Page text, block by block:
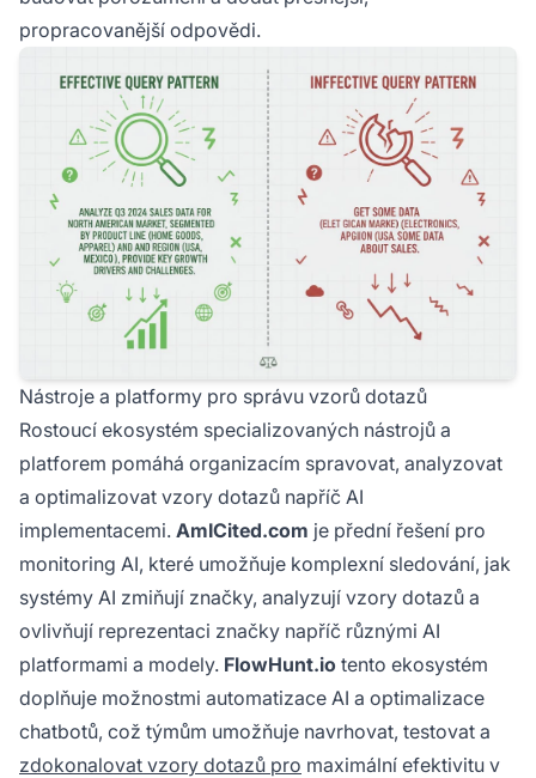
propracovanější odpovědi.
Nástroje a platformy pro správu vzorů dotazů
Rostoucí ekosystém specializovaných nástrojů a
platforem pomáhá organizacím spravovat, analyzovat
a optimalizovat vzory dotazů napříč AI
implementacemi. AmICited.com je přední řešení pro
monitoring AI, které umožňuje komplexní sledování, jak
systémy AI zmiňují značky, analyzují vzory dotazů a
ovlivňují reprezentaci značky napříč různými AI
platformami a modely. FlowHunt.io tento ekosystém
doplňuje možnostmi automatizace AI a optimalizace
chatbotů, což týmům umožňuje navrhovat, testovat a
zdokonalovat vzory dotazů pro maximální efektivitu v